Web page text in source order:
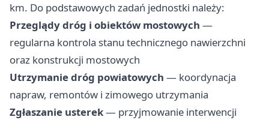
km. Do podstawowych zadań jednostki należy:
Przeglądy dróg i obiektów mostowych —
regularna kontrola stanu technicznego nawierzchni
oraz konstrukcji mostowych
Utrzymanie dróg powiatowych — koordynacja
napraw, remontów i zimowego utrzymania
Zgłaszanie usterek— przyjmowanie interwencji